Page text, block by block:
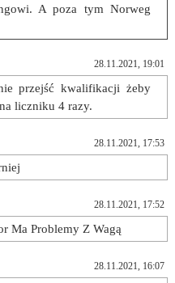
A poza tym Norweg
28.11.2021, 19:01
przejść kwalifikacji żeby
liczniku 4 razy.
28.11.2021, 17:53
28.11.2021, 17:52
Ma Problemy Z Wagą
28.11.2021, 16:07